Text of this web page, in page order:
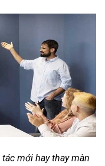
mới hay thay màn